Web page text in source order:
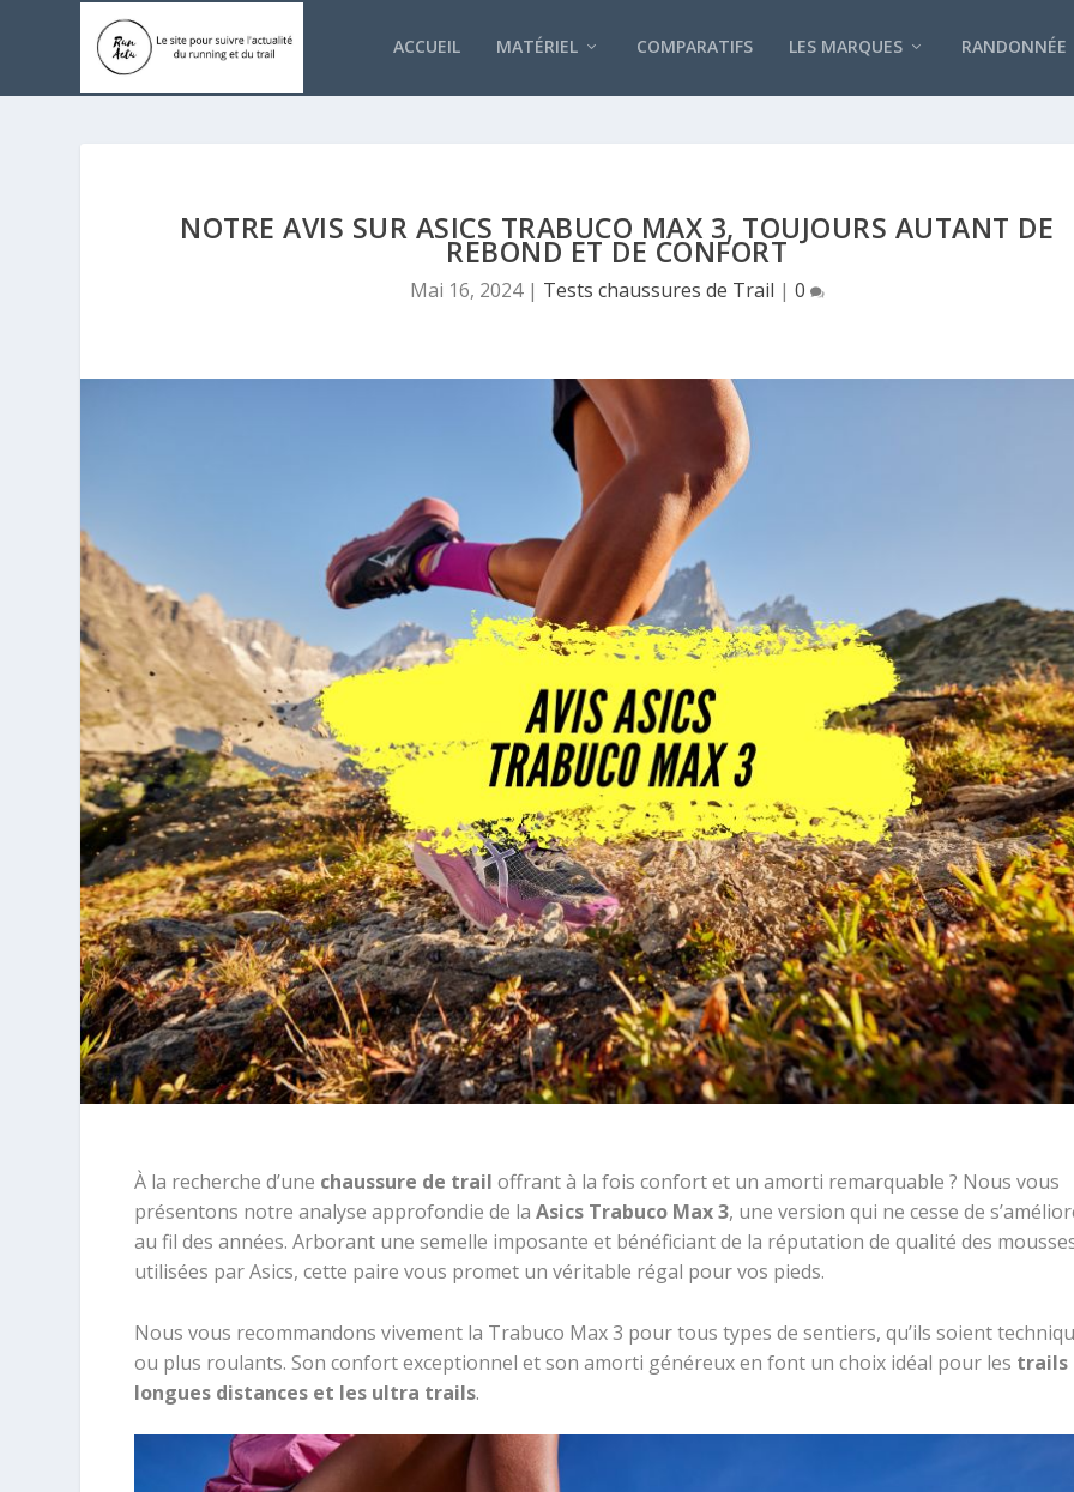
ACCUEIL MATÉRIEL COMPARATIFS LES MARQUES RANDONNÉE
NOTRE AVIS SUR ASICS TRABUCO MAX 3, TOUJOURS AUTANT DE
REBOND ET DE CONFORT
Mai 16, 2024| Tests chaussures de Trail | 0
À la recherche d’une chaussure de trail offrant à la fois confort et un amorti remarquable ? Nous vous
présentons notre analyse approfondie de la Asics Trabuco Max 3, une version qui ne cesse de
au fil des années. Arborant une semelle imposante et bénéficiant de la réputation de qualité des
utilisées par Asics, cette paire vous promet un véritable régal pour vos pieds.
Nous vous recommandons vivement la Trabuco Max 3 pour tous types de sentiers, qu’ils soient
ou plus roulants. Son confort exceptionnel et son amorti généreux en font un choix idéal pour les trails
longues distances et les ultra trails.